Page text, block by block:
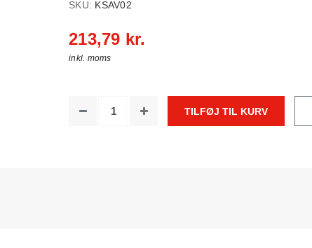
SKU: KSAV02
213,79 kr.
inkl. moms
TILFØJ TIL KURV